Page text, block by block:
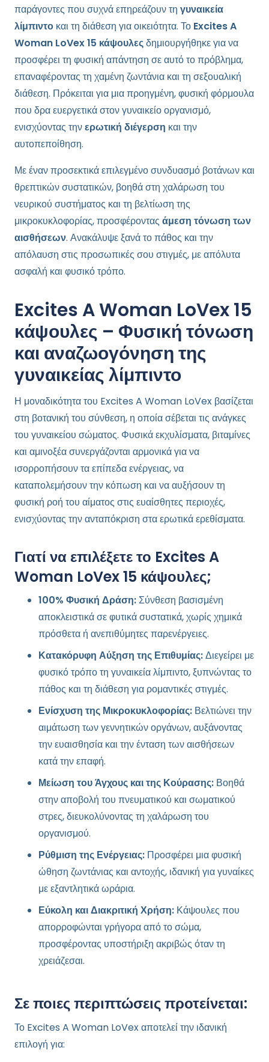
παράγοντες που συχνά επηρεάζουν τη γυναικεία
λίμπιντο και τη διάθεση για οικειότητα. Το Excites A
Woman LoVex 15 κάψουλεςδημιουργήθηκε για να
προσφέρει τη φυσική απάντηση σε αυτό το πρόβλημα,
επαναφέροντας τη χαμένη ζωντάνια και τη σεξουαλική
διάθεση. Πρόκειται για μια προηγμένη, φυσική φόρμουλα
που δρα ευεργετικά στον γυναικείο οργανισμό,
ενισχύοντας τηνερωτική διέγερση και την
αυτοπεποίθηση.
Με έναν προσεκτικά επιλεγμένο συνδυασμό βοτάνων και
θρεπτικών συστατικών, βοηθά στη χαλάρωση του
νευρικού συστήματος και τη βελτίωση της
μικροκυκλοφορίας, προσφέροντας άμεση τόνωση των
αισθήσεων. Ανακάλυψε ξανά το πάθος και την
απόλαυση στις προσωπικές σου στιγμές, με απόλυτα
ασφαλή και φυσικό τρόπο.
Excites A Woman LoVex 15
κάψουλες – Φυσική τόνωση
και αναζωογόνηση της
γυναικείας λίμπιντο
Η μοναδικότητα του Excites A Woman LoVex βασίζεται
στη βοτανική του σύνθεση, η οποία σέβεται τις ανάγκες
του γυναικείου σώματος. Φυσικά εκχυλίσματα, βιταμίνες
και αμινοξέα συνεργάζονται αρμονικά για να
ισορροπήσουν τα επίπεδα ενέργειας, να
καταπολεμήσουν την κόπωση και να αυξήσουν τη
φυσική ροή του αίματος στις ευαίσθητες περιοχές,
ενισχύοντας την ανταπόκριση στα ερωτικά ερεθίσματα.
Γιατί να επιλέξετε το Excites A
Woman LoVex 15 κάψουλες;
100% Φυσική Δράση:Σύνθεση βασισμένη
αποκλειστικά σε φυτικά συστατικά, χωρίς χημικά
πρόσθετα ή ανεπιθύμητες παρενέργειες.
Κατακόρυφη Αύξηση της Επιθυμίας:Διεγείρει με
φυσικό τρόπο τη γυναικεία λίμπιντο, ξυπνώντας το
πάθος και τη διάθεση για ρομαντικές στιγμές.
Ενίσχυση της Μικροκυκλοφορίας: Βελτιώνει την
αιμάτωση των γεννητικών οργάνων, αυξάνοντας
την ευαισθησία και την ένταση των αισθήσεων
κατά την επαφή.
Μείωση του Άγχους και της Κούρασης: Βοηθά
στην αποβολή του πνευματικού και σωματικού
στρες, διευκολύνοντας τη χαλάρωση του
οργανισμού.
Ρύθμιση της Ενέργειας: Προσφέρει μια φυσική
ώθηση ζωντάνιας και αντοχής, ιδανική για γυναίκες
με εξαντλητικά ωράρια.
Εύκολη και Διακριτική Χρήση: Κάψουλες που
απορροφώνται γρήγορα από το σώμα,
προσφέροντας υποστήριξη ακριβώς όταν τη
χρειάζεσαι.
Σε ποιες περιπτώσεις προτείνεται:
Το Excites A Woman LoVex αποτελεί την ιδανική
επιλογή για: